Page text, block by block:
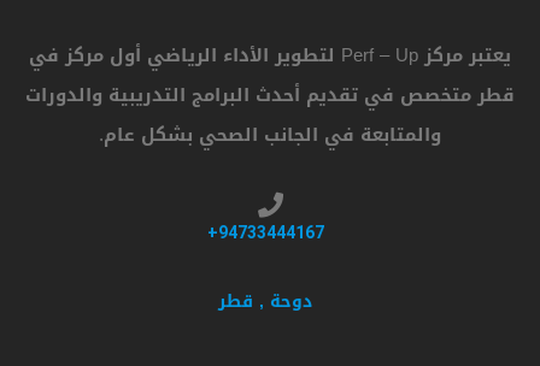
يعتبر مركز Perf – Up لتطوير الأداء الرياضي أول مركز في
قطر متخصص في تقديم أحدث البرامج التدريبية والدورات
والمتابعة في الجانب الصحي بشكل عام.
94733444167+
دوحة , قطر